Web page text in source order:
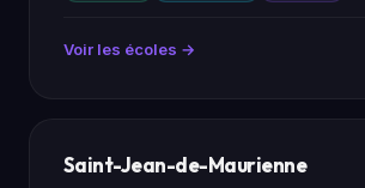
Voir les écoles →
Saint-Jean-de-Maurienne